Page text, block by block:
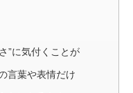
”に気付くことが
言葉や表情だけ